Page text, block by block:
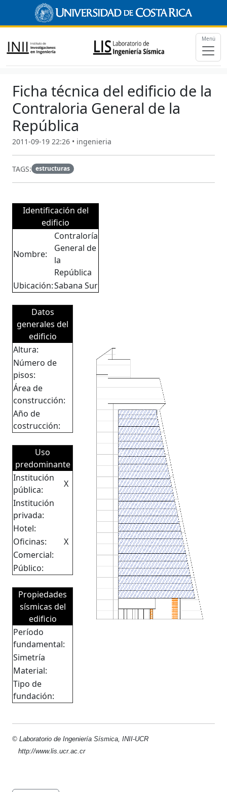
Menú
Ficha técnica del edificio de la
Contraloria General de la
República
2011-09-19 22:26 • ingenieria
TAGS: estructuras
Identificación del
edificio
Nombre:
Contraloría
General de
la
República
Ubicación:Sabana Sur
Datos
generales del
edificio
Altura:
Número de
pisos:
Área de
construcción:
Año de
costrucción:
Uso
predominante
Institución
pública:
X
Institución
privada:
Hotel:
Oficinas:
X
Comercial:
Público:
Propiedades
sísmicas del
edificio
Período
fundamental:
Simetría
Material:
Tipo de
fundación:
© Laboratorio de Ingeniería Sísmica, INII-UCR
http://www.lis.ucr.ac.cr